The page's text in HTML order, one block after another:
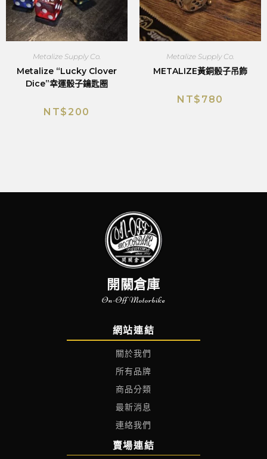
Metalize Supply Co.
Metalize “Lucky Clover
Dice”幸運骰子鑰匙圈
NT$ 200
Metalize Supply Co.
METALIZE黃銅骰子吊飾
NT$ 780
開關倉庫
On-Off Motorbike
網站連結
關於我們
所有品牌
商品分類
最新消息
連絡我們
賣場連結